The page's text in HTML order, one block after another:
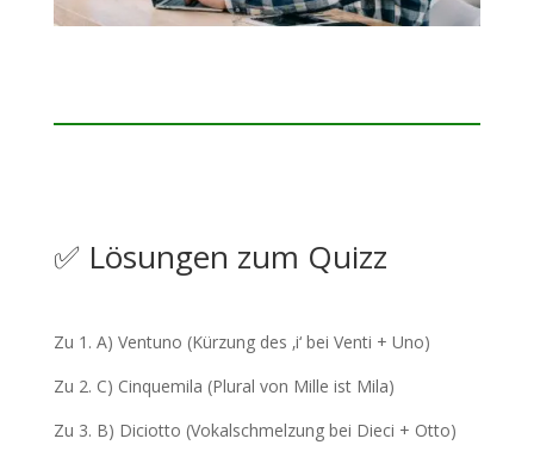
✅ Lösungen zum Quizz
Zu 1. A) Ventuno (Kürzung des ‚i‘ bei Venti + Uno)
Zu 2. C) Cinquemila (Plural von Mille ist Mila)
Zu 3. B) Diciotto (Vokalschmelzung bei Dieci + Otto)